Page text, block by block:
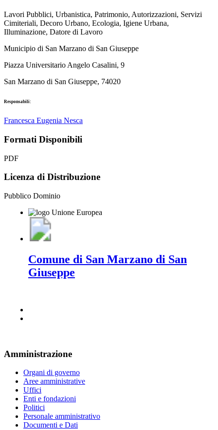
Lavori Pubblici, Urbanistica, Patrimonio, Autorizzazioni, Servizi
Cimiteriali, Decoro Urbano, Ecologia, Igiene Urbana,
Illuminazione, Datore di Lavoro
Municipio di San Marzano di San Giuseppe
Piazza Universitario Angelo Casalini, 9
San Marzano di San Giuseppe, 74020
Responsabili:
Francesca Eugenia Nesca
Formati Disponibili
PDF
Licenza di Distribuzione
Pubblico Dominio
Comune di San Marzano di San
Giuseppe
Amministrazione
Organi di governo
Aree amministrative
Uffici
Enti e fondazioni
Politici
Personale amministrativo
Documenti e Dati